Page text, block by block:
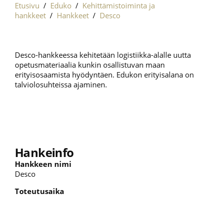
Etusivu / Eduko / Kehittämistoiminta ja
hankkeet / Hankkeet / Desco
Desco-hankkeessa kehitetään logistiikka-alalle uutta
opetusmateriaalia kunkin osallistuvan maan
erityisosaamista hyödyntäen. Edukon erityisalana on
talviolosuhteissa ajaminen.
Hankeinfo
Hankkeen nimi
Desco
Toteutusaika